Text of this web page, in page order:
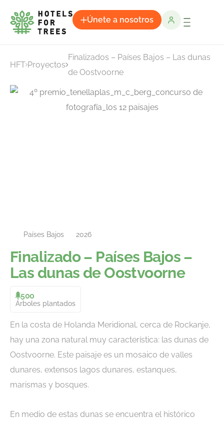
Únete a nosotros
HFT Proyectos
Finalizados – Países Bajos – Las dunas
de Oostvoorne
Finalizado – Países Bajos –
Las dunas de Oostvoorne
500
Árboles plantados
En la costa de Holanda Meridional, cerca de Rockanje,
hay una zona natural muy característica: las dunas de
Oostvoorne. Este paisaje es un mosaico de valles
dunares, extensos lagos dunares, estanques,
marismas y bosques.
En medio de estas dunas se encuentra el histórico
Países Bajos 2026